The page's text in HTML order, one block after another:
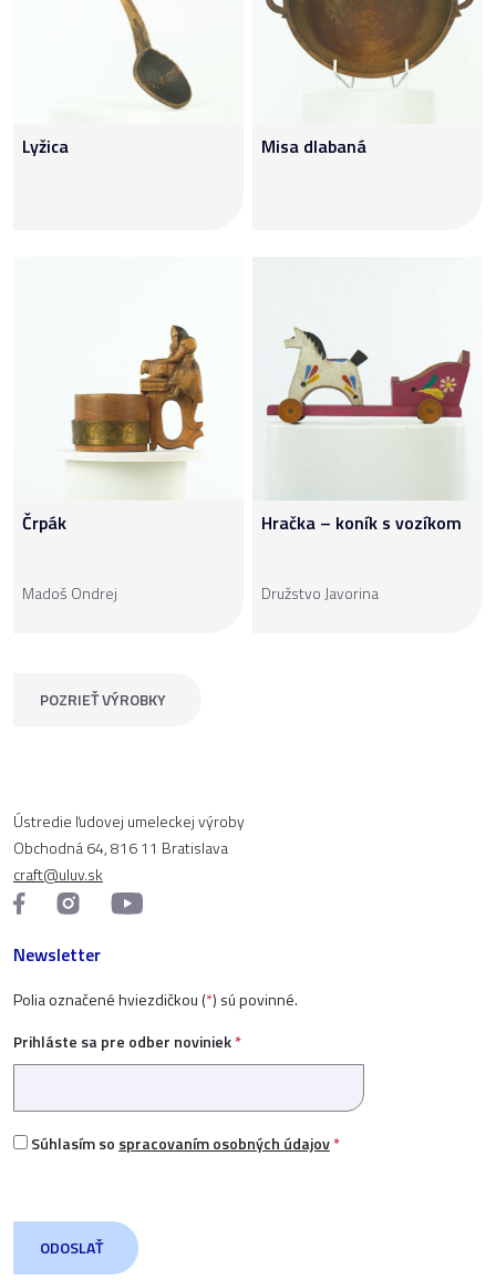
Lyžica Misa dlabaná
Črpák
Madoš Ondrej
Hračka – koník s vozíkom
Družstvo Javorina
POZRIEŤ VÝROBKY
Ústredie ľudovej umeleckej výroby
Obchodná 64, 816 11 Bratislava
craft@uluv.sk
Newsletter
Polia označené hviezdičkou (*) sú povinné.
Prihláste sa pre odber noviniek*
Súhlasím so spracovaním osobných údajov*